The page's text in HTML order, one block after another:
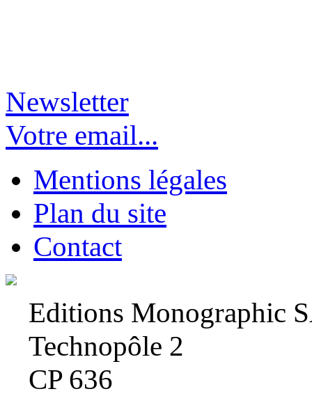
Newsletter
Votre email...
Mentions légales
Plan du site
Contact
Editions Monographic
Technopôle 2
CP 636